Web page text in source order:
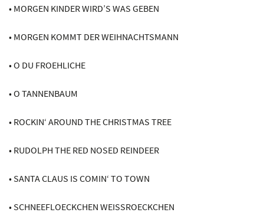
• MORGEN KINDER WIRD’S WAS GEBEN
• MORGEN KOMMT DER WEIHNACHTSMANN
• O DU FROEHLICHE
• O TANNENBAUM
• ROCKIN‘ AROUND THE CHRISTMAS TREE
• RUDOLPH THE RED NOSED REINDEER
• SANTA CLAUS IS COMIN‘ TO TOWN
• SCHNEEFLOECKCHEN WEISSROECKCHEN